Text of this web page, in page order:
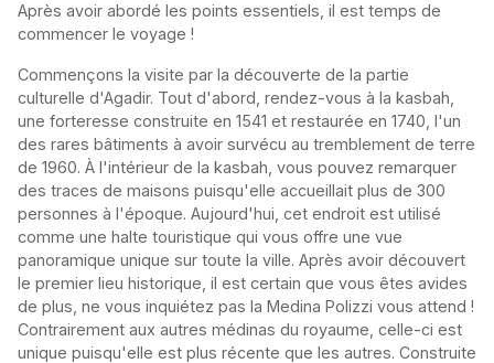
Après avoir abordé les points essentiels, il est temps de
commencer le voyage !
Commençons la visite par la découverte de la partie
culturelle d'Agadir. Tout d'abord, rendez-vous à la kasbah,
une forteresse construite en 1541 et restaurée en 1740, l'un
des rares bâtiments à avoir survécu au tremblement de terre
de 1960. À l'intérieur de la kasbah, vous pouvez remarquer
des traces de maisons puisqu'elle accueillait plus de 300
personnes à l'époque. Aujourd'hui, cet endroit est utilisé
comme une halte touristique qui vous offre une vue
panoramique unique sur toute la ville. Après avoir découvert
le premier lieu historique, il est certain que vous êtes avides
de plus, ne vous inquiétez pas la Medina Polizzi vous attend !
Contrairement aux autres médinas du royaume, celle-ci est
unique puisqu'elle est plus récente que les autres. Construite